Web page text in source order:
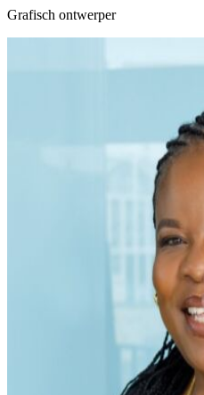
Grafisch ontwerper